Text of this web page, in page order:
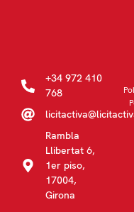
+34 972 410
768
Rambla
Llibertat 6,
1er piso,
17004,
Girona